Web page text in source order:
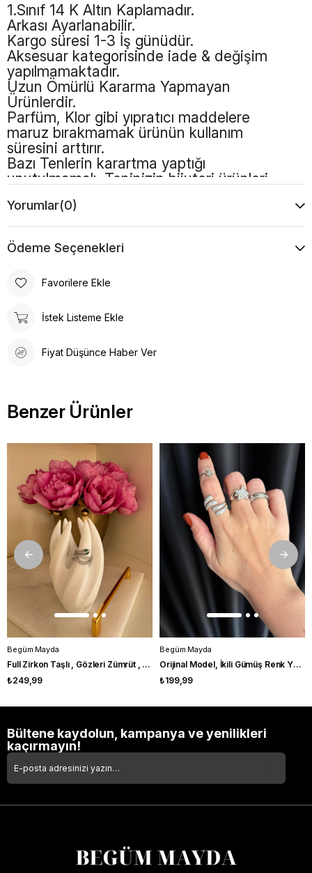
1.Sınıf 14 K Altın Kaplamadır.
Arkası Ayarlanabilir.
Kargo süresi 1-3 İş günüdür.
Aksesuar kategorisinde iade & değişim
yapılmamaktadır.
Uzun Ömürlü Kararma Yapmayan
Ürünlerdir.
Parfüm, Klor gibi yıpratıcı maddelere
maruz bırakmamak ürünün kullanım
süresini arttırır.
Bazı Tenlerin karartma yaptığı
unutulmamalı, Teninizin bijuteri ürünleri
Yorumlar(0)
Ödeme Seçenekleri
Favorilere Ekle
İstek Listeme Ekle
Fiyat Düşünce Haber Ver
Benzer Ürünler
Begüm Mayda
Full Zirkon Taşlı , Gözleri Zümrüt , Serpent Yüzük
₺249,99
Begüm Mayda
Orijinal Model, İkili Gümüş Renk Yüzük
₺199,99
Bültene kaydolun, kampanya ve yenilikleri
kaçırmayın!